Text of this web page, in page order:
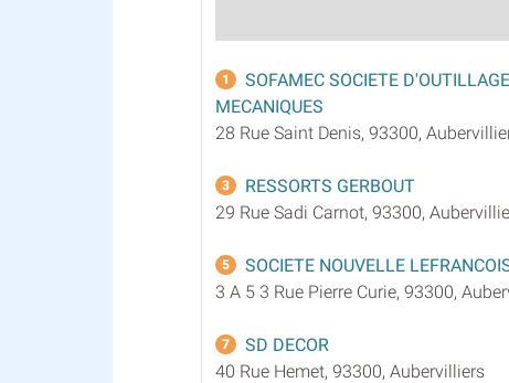
1
SOFAMEC SOCIETE
MECANIQUES
28 Rue Saint Denis, 93300,
3
RESSORTS GERBOUT
29 Rue Sadi Carnot, 93300,
5
SOCIETE NOUVELLE
3 A 5 3 Rue Pierre Curie, 93300,
7
SD DECOR
40 Rue Hemet, 93300, Aubervilliers